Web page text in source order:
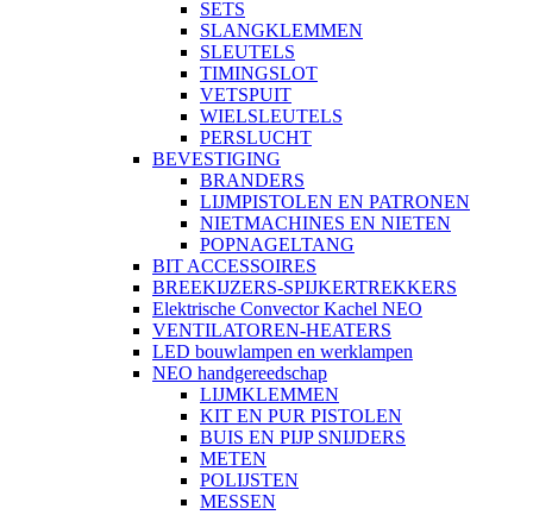
SETS
SLANGKLEMMEN
SLEUTELS
TIMINGSLOT
VETSPUIT
WIELSLEUTELS
PERSLUCHT
BEVESTIGING
BRANDERS
LIJMPISTOLEN EN PATRONEN
NIETMACHINES EN NIETEN
POPNAGELTANG
BIT ACCESSOIRES
BREEKIJZERS-SPIJKERTREKKERS
Elektrische Convector Kachel NEO
VENTILATOREN-HEATERS
LED bouwlampen en werklampen
NEO handgereedschap
LIJMKLEMMEN
KIT EN PUR PISTOLEN
BUIS EN PIJP SNIJDERS
METEN
POLIJSTEN
MESSEN